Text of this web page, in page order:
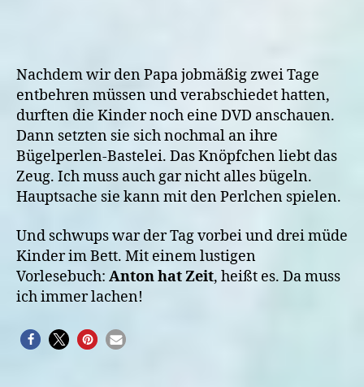
Nachdem wir den Papa jobmäßig zwei Tage
entbehren müssen und verabschiedet hatten,
durften die Kinder noch eine DVD anschauen.
Dann setzten sie sich nochmal an ihre
Bügelperlen-Bastelei. Das Knöpfchen liebt das
Zeug. Ich muss auch gar nicht alles bügeln.
Hauptsache sie kann mit den Perlchen spielen.
Und schwups war der Tag vorbei und drei müde
Kinder im Bett. Mit einem lustigen
Vorlesebuch: Anton hat Zeit, heißt es. Da muss
ich immer lachen!